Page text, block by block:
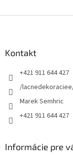
Kontakt
+421 911 644 427
/
Marek Semhric
+421 911 644 427
Informácie pre